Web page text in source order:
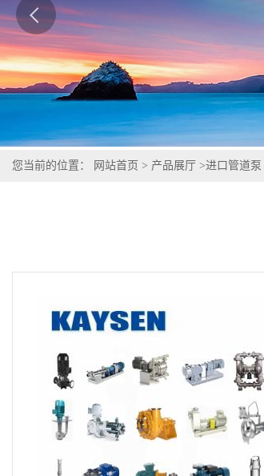
您当前的位置： 网站首页 > 产品展厅 >进口管道泵